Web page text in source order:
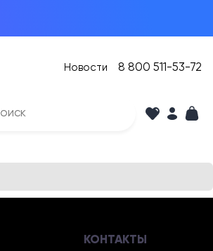
Новости 8 800 511-53-72
КОНТАКТЫ